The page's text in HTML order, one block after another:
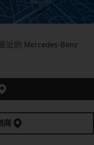
的 Mercedes‑Benz
商